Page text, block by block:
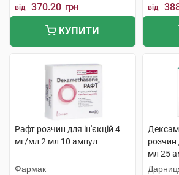
від 370.20 грн
КУПИТИ
від
Рафт розчин для ін'єкцій 4
мг/мл 2 мл 10 ампул
Фармак
розчин
мл 25